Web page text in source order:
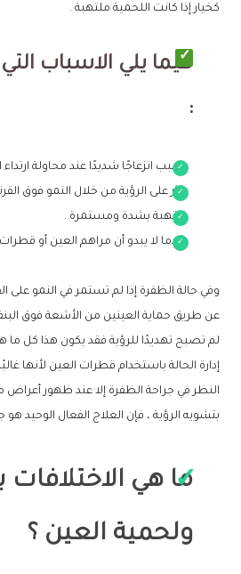
كخيار إذا كانت اللحمية ملتهبة .
فيما يلي الاسباب
:
يسبب انزعاجًا شديدًا عند محاولة
يؤثر على الرؤية من خلال النمو فوق
ملتهبة بشدة ومستمرة .
عندما لا يبدو أن مراهم العين أو
وفي حالة الظفرة إذا لم تستمر في النمو على
عن طريق حماية العينين من الأشعة فوق
لم تصبح تهديدًا للرؤية فقد يكون هذا كل
إدارة الحالة باستخدام قطرات العين لأنها
النظر في جراحة الظفرة إلا عند ظهور أعراض
بتشويه الرؤية ، فإن العلاج الفعال الوحيد هو
ما هي
ولحمية العين ؟